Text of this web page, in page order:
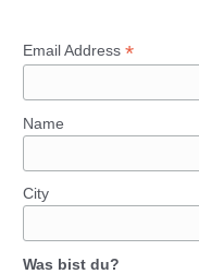
Email Address *
Name
City
Was bist du?